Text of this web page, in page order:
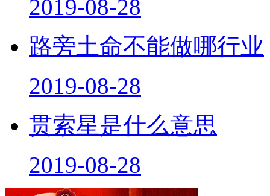
2019-08-28
路旁土命不能做哪行业
2019-08-28
贯索星是什么意思
2019-08-28